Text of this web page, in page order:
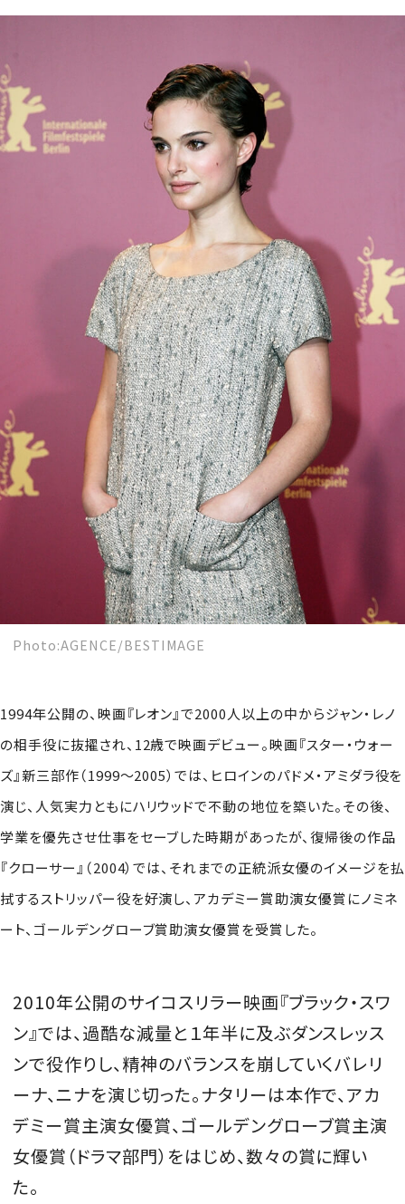
Photo:AGENCE/BESTIMAGE
1994年公開の、映画『レオン』で2000人以上の中からジャン・レノ
の相手役に抜擢され、12歳で映画デビュー。映画『スター・ウォー
ズ』新三部作（1999～2005）では、ヒロインのパドメ・アミダラ役を
演じ、人気実力ともにハリウッドで不動の地位を築いた。その後、
学業を優先させ仕事をセーブした時期があったが、復帰後の作品
『クローサー』（2004）では、それまでの正統派女優のイメージを払
拭するストリッパー役を好演し、アカデミー賞助演女優賞にノミネ
ート、ゴールデングローブ賞助演女優賞を受賞した。
2010年公開のサイコスリラー映画『ブラック・スワ
ン』では、過酷な減量と１年半に及ぶダンスレッス
ンで役作りし、精神のバランスを崩していくバレリ
ーナ、ニナを演じ切った。ナタリーは本作で、アカ
デミー賞主演女優賞、ゴールデングローブ賞主演
女優賞（ドラマ部門）をはじめ、数々の賞に輝い
た。